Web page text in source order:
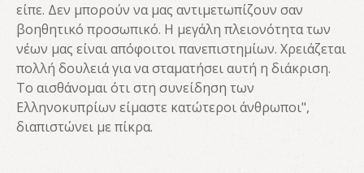
είπε. Δεν μπορούν να μας αντιμετωπίζουν σαν
βοηθητικό προσωπικό. Η μεγάλη πλειονότητα των
νέων μας είναι απόφοιτοι πανεπιστημίων. Χρειάζεται
πολλή δουλειά για να σταματήσει αυτή η διάκριση.
Το αισθάνομαι ότι στη συνείδηση των
Ελληνοκυπρίων είμαστε κατώτεροι άνθρωποι",
διαπιστώνει με πίκρα.